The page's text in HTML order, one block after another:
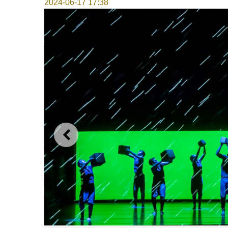
2024-06-17 17:38
上一則